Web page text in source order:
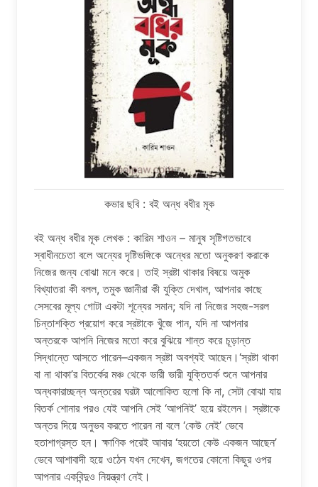
কভার ছবি : বই অন্ধ বধীর মূক
বই অন্ধ বধীর মূক লেখক : কারিম শাওন – মানুষ সৃষ্টিগতভাবে
স্বাধীনচেতা বলে অন্যের দৃষ্টিভঙ্গিকে অন্ধের মতো অনুকরণ করাকে
নিজের জন্য বোঝা মনে করে। তাই স্রষ্টা থাকার বিষয়ে অমুক
বিখ্যাতরা কী বলল, তমুক জ্ঞানীরা কী যুক্তি দেখাল, আপনার কাছে
সেসবের মূল্য গোটা একটা শূন্যের সমান; যদি না নিজের সহজ-সরল
চিন্তাশক্তি প্রয়োগ করে স্রষ্টাকে খুঁজে পান, যদি না আপনার
অন্তরকে আপনি নিজের মতো করে বুঝিয়ে শান্ত করে চূড়ান্ত
সিদ্ধান্তে আসতে পারেন–একজন স্রষ্টা অবশ্যই আছেন।‘স্রষ্টা থাকা
বা না থাকা’র বিতর্কের মঞ্চ থেকে ভারী ভারী যুক্তিতর্ক শুনে আপনার
অন্ধকারাচ্ছন্ন অন্তরের ঘরটা আলোকিত হলো কি না, সেটা বোঝা যায়
বিতর্ক শোনার পরও যেই আপনি সেই ‘আপনিই’ হয়ে রইলেন। স্রষ্টাকে
অন্তর দিয়ে অনুভব করতে পারেন না বলে ‘কেউ নেই’ ভেবে
হতাশাগ্রস্ত হন। ক্ষাণিক পরেই আবার ‘হয়তো কেউ একজন আছেন’
ভেবে আশাবাদী হয়ে ওঠেন যখন দেখেন, জগতের কোনো কিছুর ওপর
আপনার একবিন্দুও নিয়ন্ত্রণ নেই।